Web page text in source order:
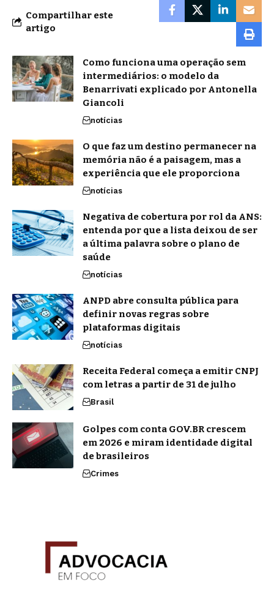
Compartilhar este
artigo
Como funciona uma operação sem
intermediários: o modelo da
Benarrivati explicado por Antonella
Giancoli
notícias
O que faz um destino permanecer na
memória não é a paisagem, mas a
experiência que ele proporciona
notícias
Negativa de cobertura por rol da ANS:
entenda por que a lista deixou de ser
a última palavra sobre o plano de
saúde
notícias
ANPD abre consulta pública para
definir novas regras sobre
plataformas digitais
notícias
Receita Federal começa a emitir CNPJ
com letras a partir de 31 de julho
Brasil
Golpes com conta GOV.BR crescem
em 2026 e miram identidade digital
de brasileiros
Crimes